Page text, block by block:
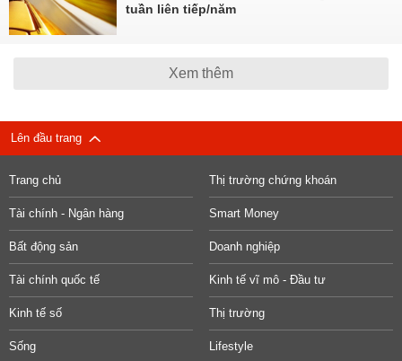
tuần liên tiếp/năm
Xem thêm
Lên đầu trang
Trang chủ Thị trường chứng khoán
Tài chính - Ngân hàng Smart Money
Bất động sản Doanh nghiệp
Tài chính quốc tế Kinh tế vĩ mô - Đầu tư
Kinh tế số Thị trường
Sống Lifestyle